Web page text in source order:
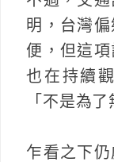
明，台灣
便，但這項
也在持續
「不是為
乍看之下